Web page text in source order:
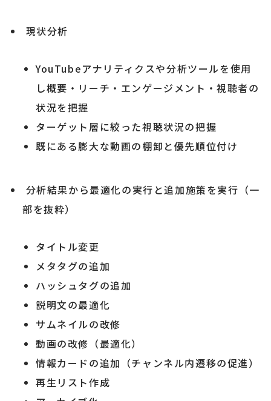
現状分析
YouTubeアナリティクスや分析ツールを使用
し概要・リーチ・エンゲージメント・視聴者の
状況を把握
ターゲット層に絞った視聴状況の把握
既にある膨大な動画の棚卸と優先順位付け
分析結果から最適化の実行と追加施策を実行（一
部を抜粋）
タイトル変更
メタタグの追加
ハッシュタグの追加
説明文の最適化
サムネイルの改修
動画の改修（最適化）
情報カードの追加（チャンネル内遷移の促進）
再生リスト作成